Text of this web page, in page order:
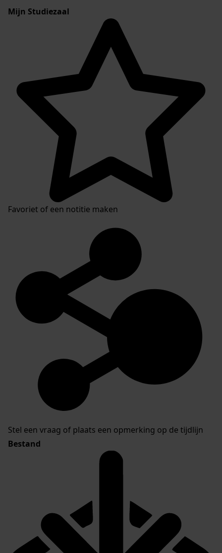
Mijn Studiezaal
Favoriet of een notitie maken
Stel een vraag of plaats een opmerking op de tijdlijn
Bestand